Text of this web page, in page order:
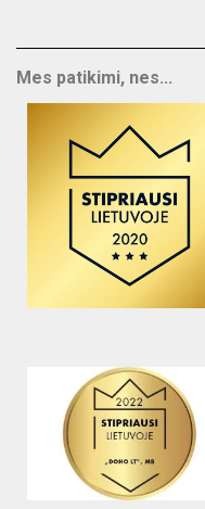
Mes patikimi, nes...